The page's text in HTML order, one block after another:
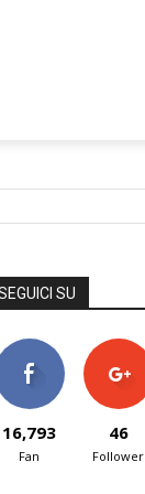
SU
16,793
Fan
46
Follower